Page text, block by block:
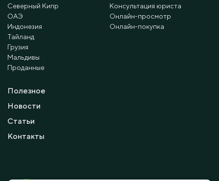
Северный Кипр
ОАЭ
Индонезия
Тайланд
Грузия
Мальдивы
Проданные
Консультация юриста
Онлайн-просмотр
Онлайн-покупка
Полезное
Новости
Статьи
Контакты